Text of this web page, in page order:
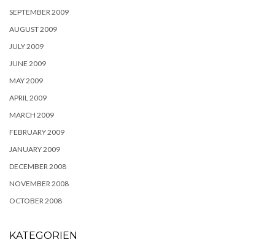
SEPTEMBER 2009
AUGUST 2009
JULY 2009
JUNE 2009
MAY 2009
APRIL 2009
MARCH 2009
FEBRUARY 2009
JANUARY 2009
DECEMBER 2008
NOVEMBER 2008
OCTOBER 2008
KATEGORIEN